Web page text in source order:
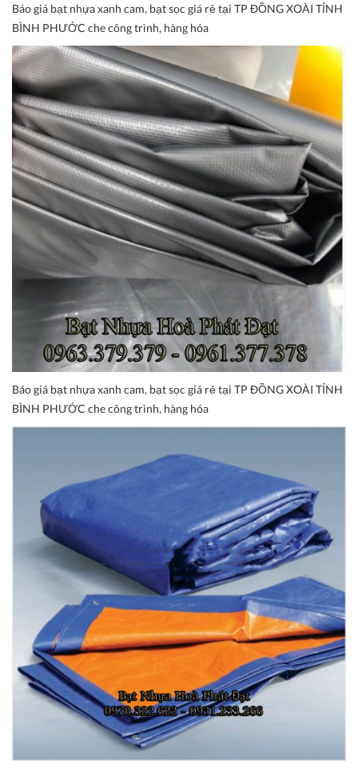
Báo giá bạt nhựa xanh cam, bạt sọc giá rẻ tại TP ĐỒNG XOÀI TỈNH
BÌNH PHƯỚC che công trình, hàng hóa
Báo giá bạt nhựa xanh cam, bạt sọc giá rẻ tại TP ĐỒNG XOÀI TỈNH
BÌNH PHƯỚC che công trình, hàng hóa